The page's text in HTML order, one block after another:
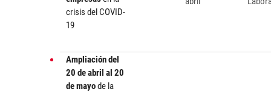
crisis del COVID-
19
Ampliación del
20 de abril al 20
de mayode la